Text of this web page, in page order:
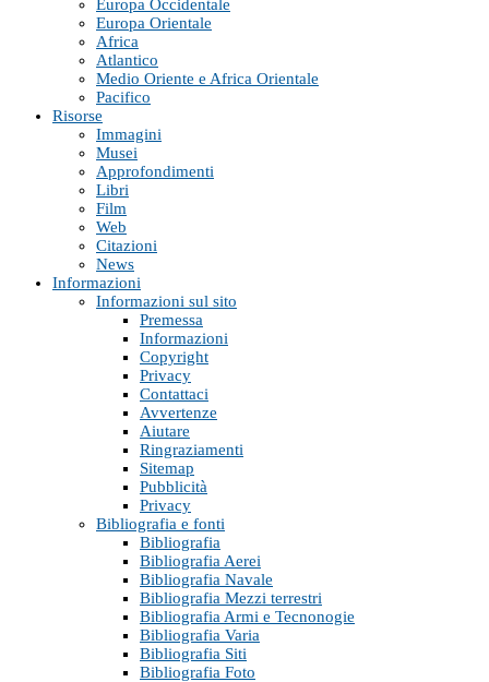
Europa Occidentale
Europa Orientale
Africa
Atlantico
Medio Oriente e Africa Orientale
Pacifico
Risorse
Immagini
Musei
Approfondimenti
Libri
Film
Web
Citazioni
News
Informazioni
Informazioni sul sito
Premessa
Informazioni
Copyright
Privacy
Contattaci
Avvertenze
Aiutare
Ringraziamenti
Sitemap
Pubblicità
Privacy
Bibliografia e fonti
Bibliografia
Bibliografia Aerei
Bibliografia Navale
Bibliografia Mezzi terrestri
Bibliografia Armi e Tecnonogie
Bibliografia Varia
Bibliografia Siti
Bibliografia Foto